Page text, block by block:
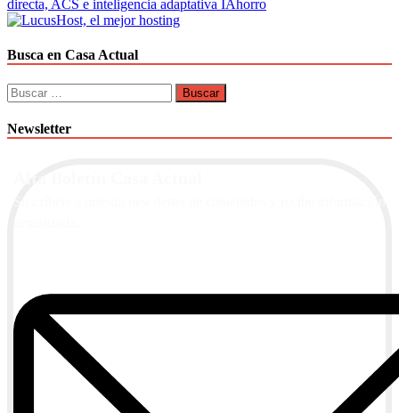
entradas
directa, ACS e inteligencia adaptativa IAhorro
Busca en Casa Actual
Buscar:
Newsletter